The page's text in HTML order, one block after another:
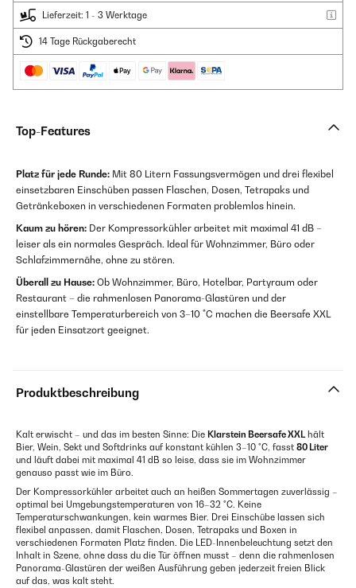
Lieferzeit: 1 - 3 Werktage
14 Tage Rückgaberecht
Top-Features
Platz für jede Runde: Mit 80 Litern Fassungsvermögen und drei flexibel
einsetzbaren Einschüben passen Flaschen, Dosen, Tetrapaks und
Getränkeboxen in verschiedenen Formaten problemlos hinein.
Kaum zu hören: Der Kompressorkühler arbeitet mit maximal 41 dB –
leiser als ein normales Gespräch. Ideal für Wohnzimmer, Büro oder
Schlafzimmernähe, ohne zu stören.
Überall zu Hause: Ob Wohnzimmer, Büro, Hotelbar, Partyraum oder
Restaurant – die rahmenlosen Panorama-Glastüren und der
einstellbare Temperaturbereich von 3–10 °C machen die Beersafe XXL
für jeden Einsatzort geeignet.
Produktbeschreibung
Kalt erwischt – und das im besten Sinne: Die Klarstein Beersafe XXL hält
Bier, Wein, Sekt und Softdrinks auf konstant kühlen 3–10 °C, fasst 80 Liter
und läuft dabei mit maximal 41 dB so leise, dass sie im Wohnzimmer
genauso passt wie im Büro.
Der Kompressorkühler arbeitet auch an heißen Sommertagen zuverlässig –
optimal bei Umgebungstemperaturen von 16–32 °C. Keine
Temperaturschwankungen, kein warmes Bier. Drei Einschübe lassen sich
flexibel anpassen, damit Flaschen, Dosen, Tetrapaks und Boxen in
verschiedenen Formaten Platz finden. Die LED-Innenbeleuchtung setzt den
Inhalt in Szene, ohne dass du die Tür öffnen musst – denn die rahmenlosen
Panorama-Glastüren der weißen Ausführung geben jederzeit freien Blick
auf das, was kalt steht.